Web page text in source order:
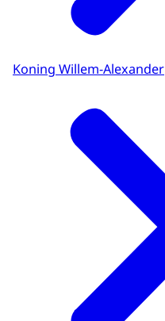
Koning Willem-Alexander